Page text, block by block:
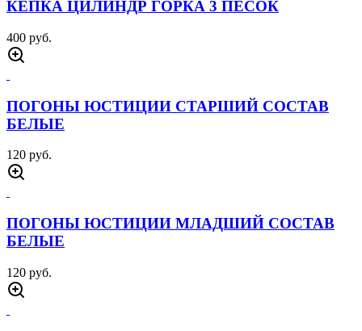
КЕПКА ЦИЛИНДР ГОРКА 3 ПЕСОК
400 руб.
ПОГОНЫ ЮСТИЦИИ СТАРШИЙ СОСТАВ
БЕЛЫЕ
120 руб.
ПОГОНЫ ЮСТИЦИИ МЛАДШИЙ СОСТАВ
БЕЛЫЕ
120 руб.